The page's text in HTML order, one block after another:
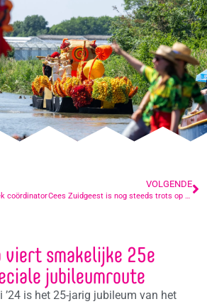
coördinator
VOLGENDE
Cees Zuidgeest is nog steeds trots op zijn geesteskind
viert smakelijke 25e
jubileumroute
’24 is het 25-jarig jubileum van het